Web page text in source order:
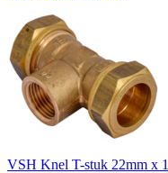
VSH Knel T-stuk 22mm x